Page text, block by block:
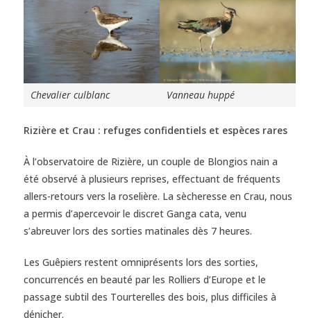
Chevalier culblanc Vanneau huppé
Rizière et Crau : refuges confidentiels et espèces rares
À l’observatoire de Rizière, un couple de Blongios nain a
été observé à plusieurs reprises, effectuant de fréquents
allers-retours vers la roselière. La sècheresse en Crau, nous
a permis d’apercevoir le discret Ganga cata, venu
s’abreuver lors des sorties matinales dès 7 heures.
Les Guêpiers restent omniprésents lors des sorties,
concurrencés en beauté par les Rolliers d’Europe et le
passage subtil des Tourterelles des bois, plus difficiles à
dénicher.